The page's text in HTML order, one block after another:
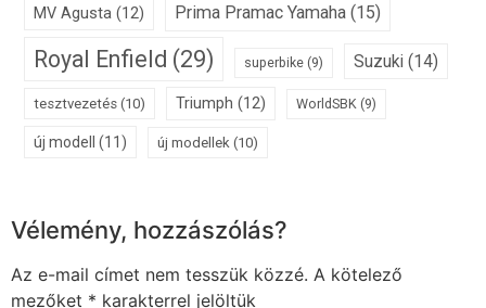
MV Agusta (12) Prima Pramac Yamaha (15)
Royal Enfield (29) superbike (9) Suzuki (14)
tesztvezetés (10) Triumph (12) WorldSBK (9)
új modell (11) új modellek (10)
Vélemény, hozzászólás?
Az e-mail címet nem tesszük közzé. A kötelező
mezőket * karakterrel jelöltük